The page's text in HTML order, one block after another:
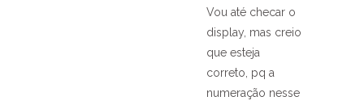
Vou até checar o
display, mas creio
que esteja
correto, pq a
numeração nesse